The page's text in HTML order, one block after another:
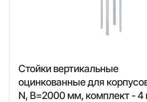
Стойки вертикальные
оцинкованные для
N, В=2000 мм, комплект - 4